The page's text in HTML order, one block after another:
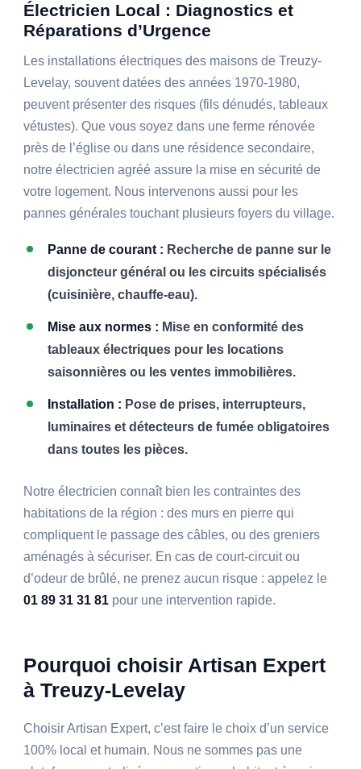
Électricien Local : Diagnostics et
Réparations d’Urgence
Les installations électriques des maisons de Treuzy-
Levelay, souvent datées des années 1970-1980,
peuvent présenter des risques (fils dénudés, tableaux
vétustes). Que vous soyez dans une ferme rénovée
près de l’église ou dans une résidence secondaire,
notre électricien agréé assure la mise en sécurité de
votre logement. Nous intervenons aussi pour les
pannes générales touchant plusieurs foyers du village.
Panne de courant : Recherche de panne sur le
disjoncteur général ou les circuits spécialisés
(cuisinière, chauffe-eau).
Mise aux normes : Mise en conformité des
tableaux électriques pour les locations
saisonnières ou les ventes immobilières.
Installation : Pose de prises, interrupteurs,
luminaires et détecteurs de fumée obligatoires
dans toutes les pièces.
Notre électricien connaît bien les contraintes des
habitations de la région : des murs en pierre qui
compliquent le passage des câbles, ou des greniers
aménagés à sécuriser. En cas de court-circuit ou
d’odeur de brûlé, ne prenez aucun risque : appelez le
01 89 31 31 81 pour une intervention rapide.
Pourquoi choisir Artisan Expert
à Treuzy-Levelay
Choisir Artisan Expert, c’est faire le choix d’un service
100% local et humain. Nous ne sommes pas une